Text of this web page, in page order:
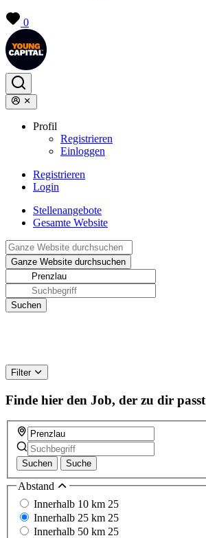
0
Profil
Registrieren
Einloggen
Registrieren
Login
Stellenangebote
Gesamte Website
Filter
Finde hier den Job, der zu dir passt
Suchen Suche
Abstand
Innerhalb 10 km 25
Innerhalb 25 km 25
Innerhalb 50 km 25